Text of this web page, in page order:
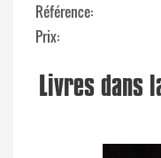
Référence
Prix
Livres dans